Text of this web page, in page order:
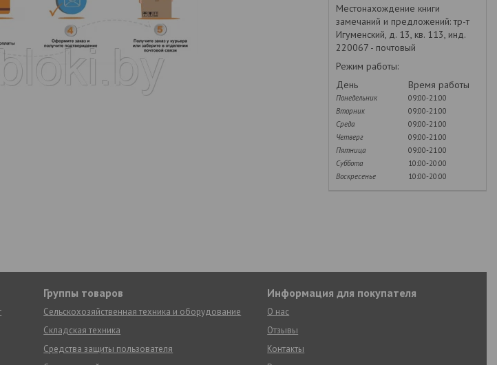
Местонахождение книги
замечаний и предложений: тр-т
Игуменский, д. 13, кв. 113, инд.
220067 - почтовый
Режим работы:
День
Время работы
Понедельник
09:00-21:00
Вторник
09:00-21:00
Среда
09:00-21:00
Четверг
09:00-21:00
Пятница
09:00-21:00
Суббота
10:00-20:00
Воскресенье
10:00-20:00
Группы товаров
Сельскохозяйственная техника и оборудование
Складская техника
Средства защиты пользователя
Информация для покупателя
О нас
Отзывы
Контакты